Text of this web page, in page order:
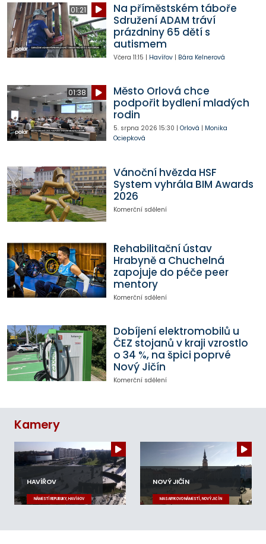
01:21
Na příměstském táboře
Sdružení ADAM tráví
prázdniny 65 dětí s
autismem
Včera 11:15 | Havířov| Bára Kelnerová
01:38
Město Orlová chce
podpořit bydlení mladých
rodin
5. srpna 2026 15:30 | Orlová | Monika
Ociepková
Vánoční hvězda HSF
System vyhrála BIM Awards
2026
Komerční sdělení
Rehabilitační ústav
Hrabyně a Chuchelná
zapojuje do péče peer
mentory
Komerční sdělení
Dobíjení elektromobilů u
ČEZ stojanů v kraji vzrostlo
o 34 %, na špici poprvé
Nový Jičín
Komerční sdělení
Kamery
HAVÍŘOV
NÁMĚSTÍ REPUBLIKY, HAVÍŘOV
NOVÝ JIČÍN
MASARYKOVO NÁMĚSTÍ, NOVÝ JIČÍN